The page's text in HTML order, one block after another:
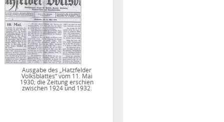
Ausgabe des „Hatzfelder
Volksblattes“ vom 11. Mai
1930; die Zeitung erschien
zwischen 1924 und 1932.